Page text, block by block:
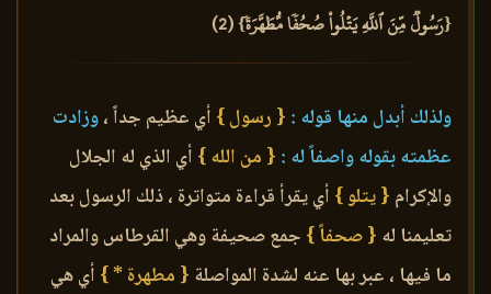
{رَسُولٞ مِّنَ ٱللَّهِ يَتۡلُواْ صُحُفٗا مُّطَهَّرَةٗ} (2)
ولذلك أبدل منها قوله : { رسول } أي عظيم جداً ،وزادت
عظمته بقوله واصفاً له : { من الله } أي الذي له الجلال
والإكرام { يتلو } أي يقرأ قراءة متواترة ، ذلك الرسول بعد
تعليمنا له { صحفاً } جمع صحيفة وهي القرطاس والمراد
ما فيها ، عبر بها عنه لشدة المواصلة { مطهرة * } أي هي